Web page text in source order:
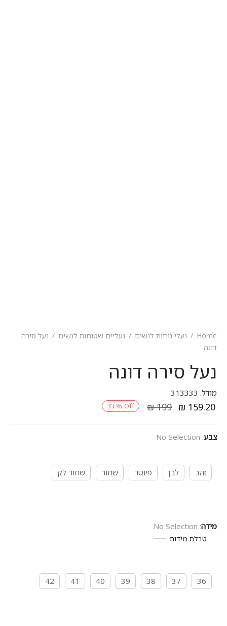
Home
/ נעלי נוחות לנשים / נעליים שטוחות לנשים / נעל סירה
דונה
נעל סירה דונה
מודל: 313333
33 % Off ₪ 159.20
₪199
צבע:
No Selection
זהב לבן פיוטר שחור שחור לק
מידה:
No Selection
טבלת מידות
36
37
38
39
40
41
42